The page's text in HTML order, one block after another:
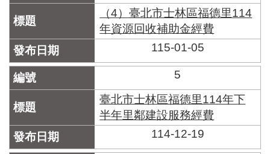
臺
市
鄰
長
名
（4）臺北市士林區福德里114
年資源回收補助金經費
115-01-05
5
臺北市士林區福德里114年下
半年里鄰建設服務經費
114-12-19